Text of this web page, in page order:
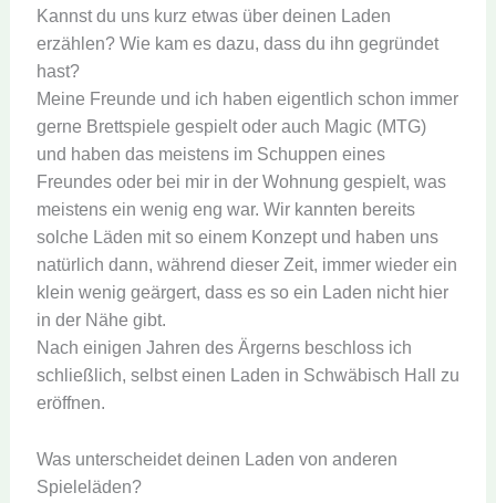
Kannst du uns kurz etwas über deinen Laden
erzählen? Wie kam es dazu, dass du ihn gegründet
hast?
Meine Freunde und ich haben eigentlich schon immer
gerne Brettspiele gespielt oder auch Magic (MTG)
und haben das meistens im Schuppen eines
Freundes oder bei mir in der Wohnung gespielt, was
meistens ein wenig eng war. Wir kannten bereits
solche Läden mit so einem Konzept und haben uns
natürlich dann, während dieser Zeit, immer wieder ein
klein wenig geärgert, dass es so ein Laden nicht hier
in der Nähe gibt.
Nach einigen Jahren des Ärgerns beschloss ich
schließlich, selbst einen Laden in Schwäbisch Hall zu
eröffnen.
Was unterscheidet deinen Laden von anderen
Spieleläden?